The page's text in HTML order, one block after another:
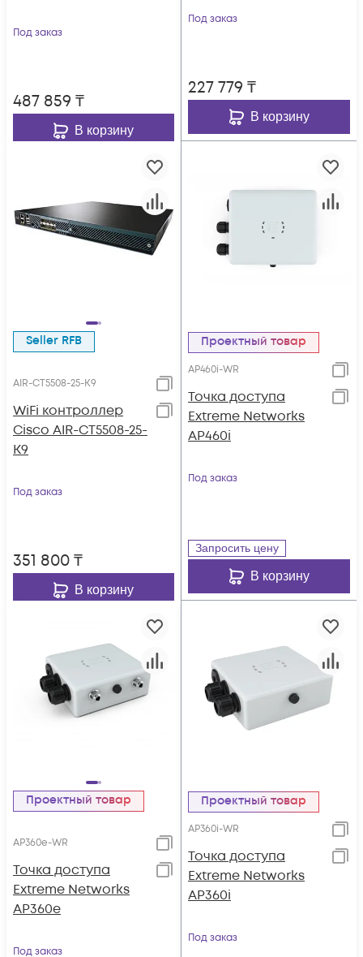
Под заказ
487 859 ₸
В корзину
Под заказ
227 779 ₸
В корзину
Seller RFB
AIR-CT5508-25-K9
WiFi контроллер
Cisco AIR-CT5508-25-
K9
Под заказ
351 800₸
В корзину
Проектный товар
AP460i-WR
Точка доступа
Extreme Networks
AP460i
Под заказ
Запросить цену
В корзину
Проектный товар
AP360e-WR
Точка доступа
Extreme Networks
AP360e
Под заказ
Проектный товар
AP360i-WR
Точка доступа
Extreme Networks
AP360i
Под заказ